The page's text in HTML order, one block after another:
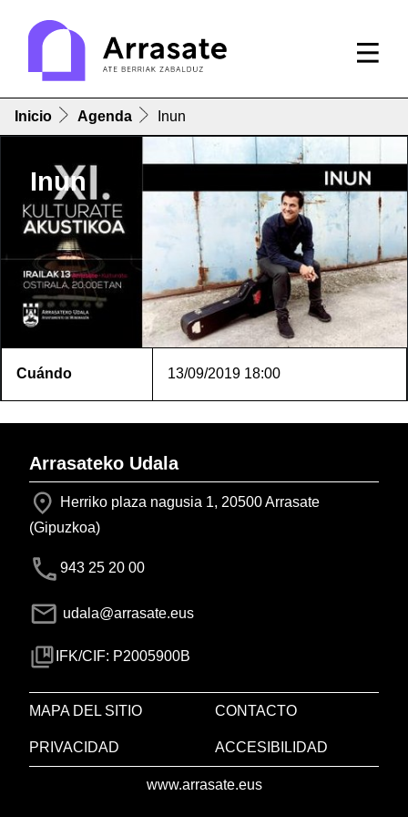
Inicio Agenda Inun
Inun
Cuándo 13/09/2019 18:00
Arrasateko Udala
Herriko plaza nagusia 1, 20500 Arrasate
(Gipuzkoa)
943 25 20 00
udala@arrasate.eus
IFK/CIF: P2005900B
MAPA DEL SITIO CONTACTO
PRIVACIDAD ACCESIBILIDAD
www.arrasate.eus